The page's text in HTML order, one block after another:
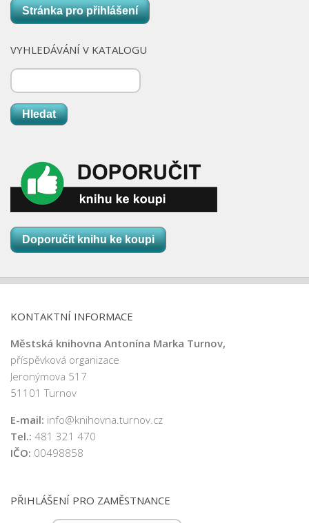
Stránka pro přihlášení
VYHLEDÁVÁNÍ V KATALOGU
Hledat
Doporučit knihu ke koupi
KONTAKTNÍ INFORMACE
Městská knihovna Antonína Marka Turnov,
příspěvková organizace
Jeronýmova 517
51101 Turnov
E-mail: info@knihovna.turnov.cz
Tel.: 481 321 470
IČO: 00498858
PŘIHLÁŠENÍ PRO ZAMĚSTNANCE